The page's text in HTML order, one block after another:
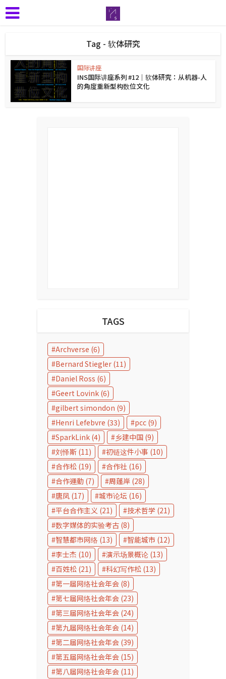
Tag - 软体研究
国际讲座
INS国际讲座系列 #12｜软体研究：从机器-人
的角度重新型构数位文化
TAGS
Archverse (6)
Bernard Stiegler (11)
Daniel Ross (6)
Geert Lovink (6)
gilbert simondon (9)
Henri Lefebvre (33) pcc (9)
SparkLink (4) 乡建中国 (9)
刘怿斯 (11) 初链这件小事 (10)
合作松 (19) 合作社 (16)
合作運動 (7) 周蓬岸 (28)
唐凤 (17) 城市论坛 (16)
平台合作主义 (21) 技术哲学 (21)
数字媒体的实验考古 (8)
智慧都市网络 (13) 智能城市 (12)
李士杰 (10) 演示场景概论 (13)
百姓松 (21) 科幻写作松 (13)
第一届网络社会年会 (8)
第七届网络社会年会 (23)
第三届网络社会年会 (24)
第九届网络社会年会 (14)
第二届网络社会年会 (39)
第五届网络社会年会 (15)
第八届网络社会年会 (11)